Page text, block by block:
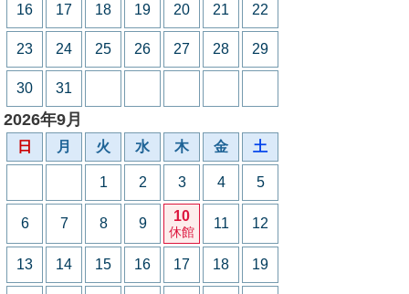
16 17 18 19 20 21 22
23 24 25 26 27 28 29
30 31
2026年9月
日 月 火 水 木 金 土
1 2 3 4 5
6 7 8 9 10
休館
11 12
13 14 15 16 17 18 19